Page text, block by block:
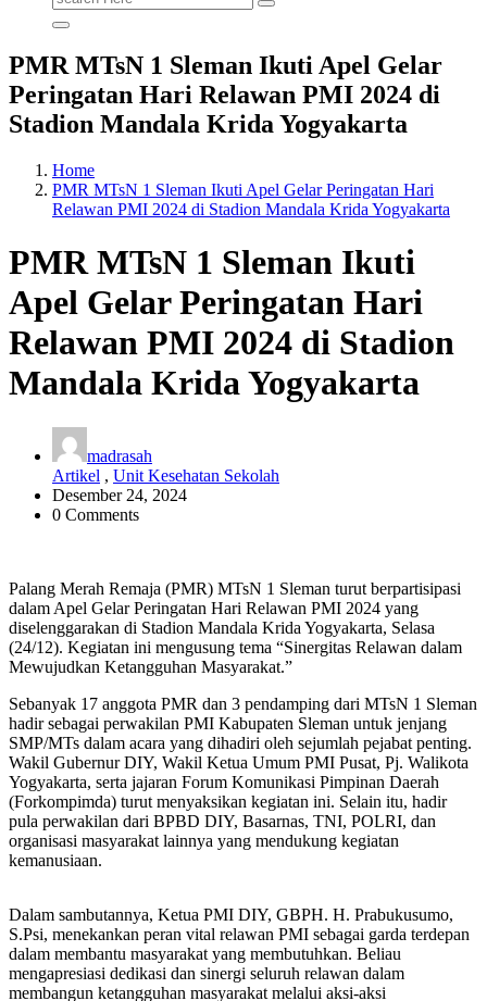
for:
PMR MTsN 1 Sleman Ikuti Apel Gelar
Peringatan Hari Relawan PMI 2024 di
Stadion Mandala Krida Yogyakarta
Home
PMR MTsN 1 Sleman Ikuti Apel Gelar Peringatan Hari
Relawan PMI 2024 di Stadion Mandala Krida Yogyakarta
PMR MTsN 1 Sleman Ikuti
Apel Gelar Peringatan Hari
Relawan PMI 2024 di Stadion
Mandala Krida Yogyakarta
madrasah
Artikel , Unit Kesehatan Sekolah
Desember 24, 2024
0 Comments
Palang Merah Remaja (PMR) MTsN 1 Sleman turut berpartisipasi
dalam Apel Gelar Peringatan Hari Relawan PMI 2024 yang
diselenggarakan di Stadion Mandala Krida Yogyakarta, Selasa
(24/12). Kegiatan ini mengusung tema “Sinergitas Relawan dalam
Mewujudkan Ketangguhan Masyarakat.”
Sebanyak 17 anggota PMR dan 3 pendamping dari MTsN 1 Sleman
hadir sebagai perwakilan PMI Kabupaten Sleman untuk jenjang
SMP/MTs dalam acara yang dihadiri oleh sejumlah pejabat penting.
Wakil Gubernur DIY, Wakil Ketua Umum PMI Pusat, Pj. Walikota
Yogyakarta, serta jajaran Forum Komunikasi Pimpinan Daerah
(Forkompimda) turut menyaksikan kegiatan ini. Selain itu, hadir
pula perwakilan dari BPBD DIY, Basarnas, TNI, POLRI, dan
organisasi masyarakat lainnya yang mendukung kegiatan
kemanusiaan.
Dalam sambutannya, Ketua PMI DIY, GBPH. H. Prabukusumo,
S.Psi, menekankan peran vital relawan PMI sebagai garda terdepan
dalam membantu masyarakat yang membutuhkan. Beliau
mengapresiasi dedikasi dan sinergi seluruh relawan dalam
membangun ketangguhan masyarakat melalui aksi-aksi